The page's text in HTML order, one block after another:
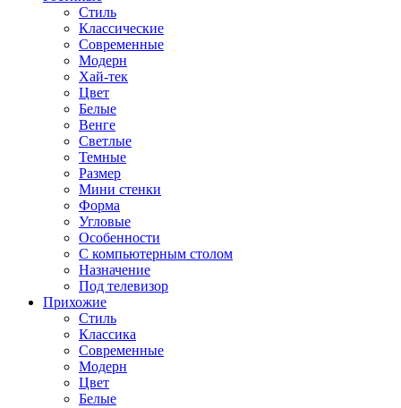
Стиль
Классические
Современные
Модерн
Хай-тек
Цвет
Белые
Венге
Светлые
Темные
Размер
Мини стенки
Форма
Угловые
Особенности
С компьютерным столом
Назначение
Под телевизор
Прихожие
Стиль
Классика
Современные
Модерн
Цвет
Белые